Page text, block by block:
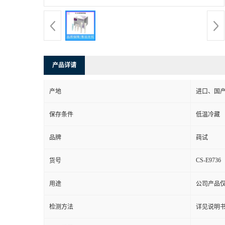
产品详请
产地 进口、国产
保存条件 低温冷藏
品牌 莼试
货号 CS-E9736
用途 公司产品
检测方法 详见说明